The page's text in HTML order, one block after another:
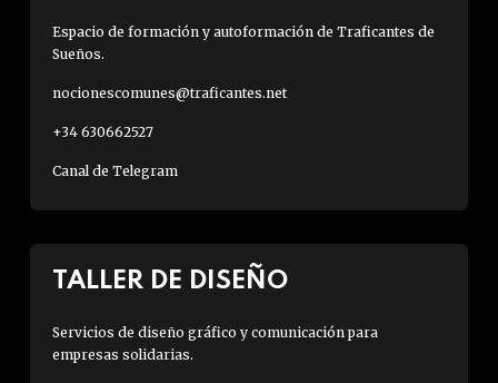
Espacio de formación y autoformación de Traficantes de
Sueños.
nocionescomunes@traficantes.net
+34 630662527
Canal de Telegram
TALLER DE DISEÑO
Servicios de diseño gráfico y comunicación para
empresas solidarias.